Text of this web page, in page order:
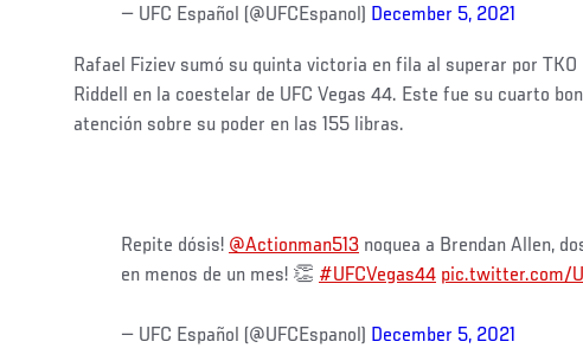
— UFC Español (@UFCEspanol) December 5, 2021
Rafael Fiziev sumó su quinta victoria en fila al superar por
Riddell en la coestelar de UFC Vegas 44. Este fue su cuarto
atención sobre su poder en las 155 libras.
Repite dósis! @Actionman513 noquea a Brendan Allen,
en menos de un mes! 👏 #UFCVegas44 pic.twitter.com/
— UFC Español (@UFCEspanol) December 5, 2021